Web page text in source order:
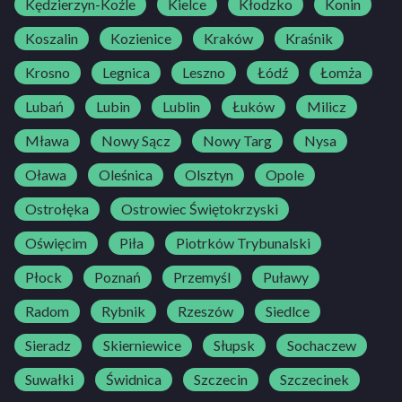
Kędzierzyn-Koźle
Kielce Kłodzko
Konin
Koszalin
Kozienice Kraków
Kraśnik
Krosno
Legnica Leszno Łódź
Łomża
Lubań
Lubin Lublin Łuków
Milicz
Mława
Nowy Sącz Nowy Targ
Nysa
Oława
Oleśnica Olsztyn
Opole
Ostrołęka
Ostrowiec Świętokrzyski
Oświęcim
Piła
Piotrków Trybunalski
Płock
Poznań Przemyśl
Puławy
Radom
Rybnik Rzeszów
Siedlce
Sieradz
Skierniewice Słupsk
Sochaczew
Suwałki
Świdnica Szczecin Szczecinek